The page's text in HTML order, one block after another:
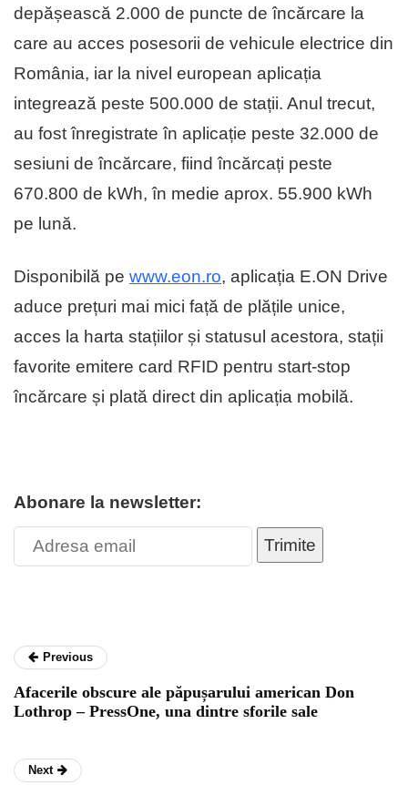
depășească 2.000 de puncte de încărcare la
care au acces posesorii de vehicule electrice din
România, iar la nivel european aplicația
integrează peste 500.000 de stații. Anul trecut,
au fost înregistrate în aplicație peste 32.000 de
sesiuni de încărcare, fiind încărcați peste
670.800 de kWh, în medie aprox. 55.900 kWh
pe lună.
Disponibilă pe www.eon.ro, aplicația E.ON Drive
aduce prețuri mai mici față de plățile unice,
acces la harta stațiilor și statusul acestora, stații
favorite emitere card RFID pentru start-stop
încărcare și plată direct din aplicația mobilă.
Abonare la newsletter:
Trimite
Previous
Afacerile obscure ale păpușarului american Don
Lothrop – PressOne, una dintre sforile sale
Next